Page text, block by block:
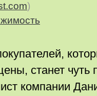
)
станет чуть
компании